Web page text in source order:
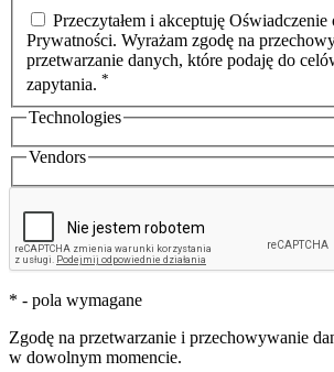
Przeczytałem i akceptuję
Prywatności. Wyrażam zgodę na
przetwarzanie danych, które podaję do
zapytania. *
Technologies
Vendors
* - pola wymagane
Zgodę na przetwarzanie i przechowywanie
w dowolnym momencie.